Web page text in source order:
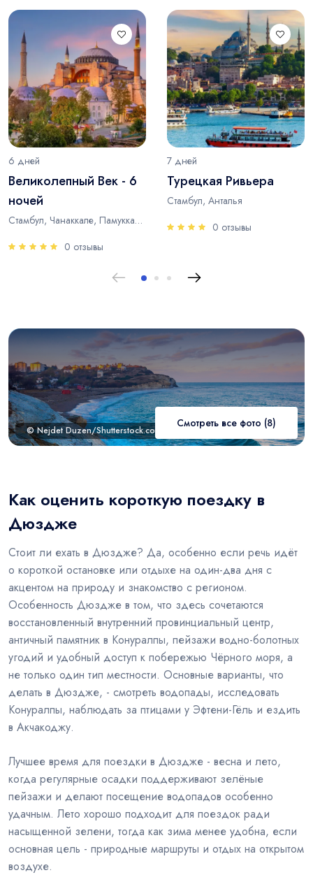
6 дней
Великолепный Век - 6
ночей
Стамбул, Чанаккале, Памуккале, Анталья
0 отзывы
7 дней
Турецкая Ривьера
Стамбул, Анталья
0 отзывы
© Nejdet Duzen/Shutterstock.com
Смотреть все фото (8)
Как оценить короткую поездку в
Дюздже
Стоит ли ехать в Дюздже? Да, особенно если речь идёт
о короткой остановке или отдыхе на один-два дня с
акцентом на природу и знакомство с регионом.
Особенность Дюздже в том, что здесь сочетаются
восстановленный внутренний провинциальный центр,
античный памятник в Конуралпы, пейзажи водно-болотных
угодий и удобный доступ к побережью Чёрного моря, а
не только один тип местности. Основные варианты, что
делать в Дюздже, - смотреть водопады, исследовать
Конуралпы, наблюдать за птицами у Эфтени-Гёль и ездить
в Акчакоджу.
Лучшее время для поездки в Дюздже - весна и лето,
когда регулярные осадки поддерживают зелёные
пейзажи и делают посещение водопадов особенно
удачным. Лето хорошо подходит для поездок ради
насыщенной зелени, тогда как зима менее удобна, если
основная цель - природные маршруты и отдых на открытом
воздухе.